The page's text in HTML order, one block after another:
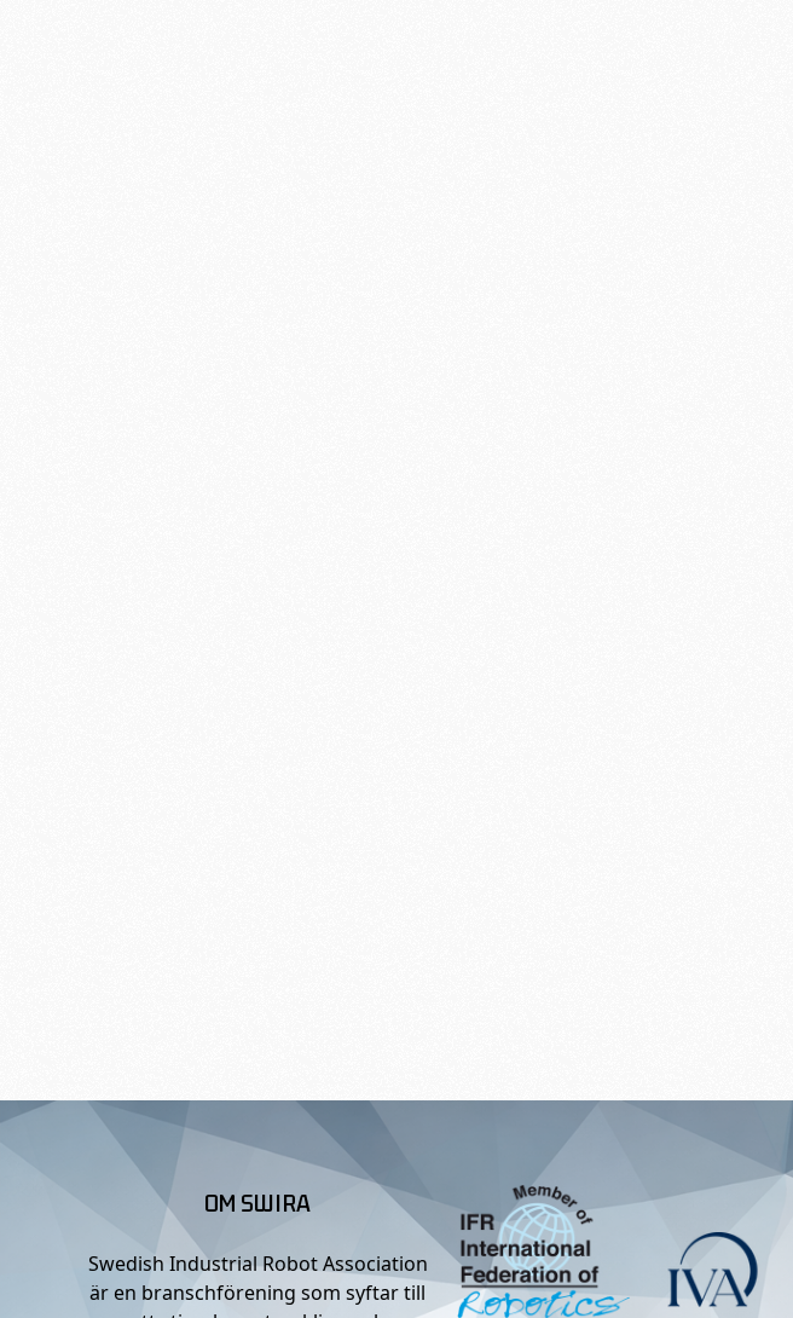
OM SWIRA
Swedish Industrial Robot Association
är en branschförening som syftar till